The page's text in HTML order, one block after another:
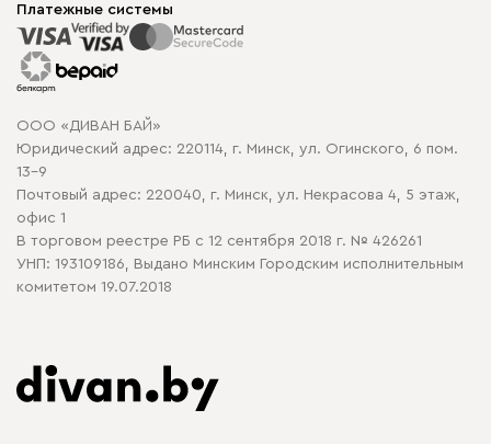
Способы оплаты
Рассрочка и кредит
Гарантия
Карта сайта
Политика конфиденциальности
Политика в отношении обработки cookie
Корпусная мебель
Распродажа мебели
Платежные системы
ООО «ДИВАН БАЙ»
Юридический адрес: 220114, г. Минск, ул. Огинского, 6 пом.
13-9
Почтовый адрес: 220040, г. Минск, ул. Некрасова 4, 5 этаж,
офис 1
В торговом реестре РБ с 12 сентября 2018 г. № 426261
УНП: 193109186, Выдано Минским Городским исполнительным
комитетом 19.07.2018